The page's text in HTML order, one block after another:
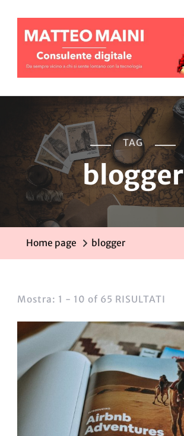
TAG
blogger
Home page blogger
Mostra: 1 - 10 of 65 RISULTATI